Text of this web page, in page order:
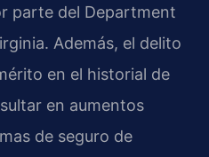
parte del Department
Además, el delito
en el historial de
en aumentos
de seguro de